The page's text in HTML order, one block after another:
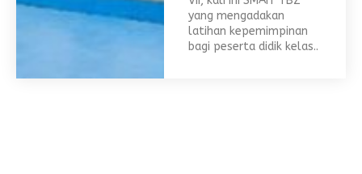
yang mengadakan
latihan kepemimpinan
bagi peserta didik kelas..